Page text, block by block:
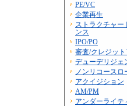
PE/VC
企業再生
ストラクチャー
ンス
IPO/PO
審査/クレジット
デューデリジェ
ノンリコースロ
アクイジション
AM/PM
アンダーライテ